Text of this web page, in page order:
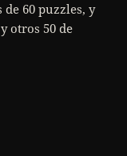
de 60 puzzles, y
otros 50 de